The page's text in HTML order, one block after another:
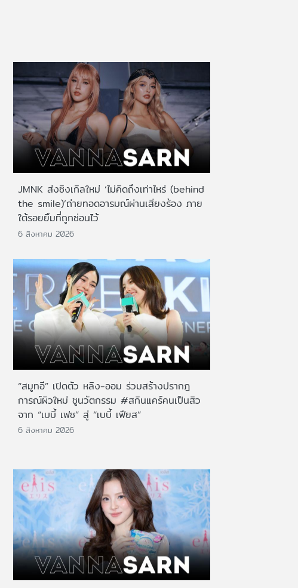
JMNK ส่งซิงเกิลใหม่ ‘ไม่คิดถึงเท่าไหร่ (behind
the smile)’ถ่ายทอดอารมณ์ผ่านเสียงร้อง ภาย
ใต้รอยยิ้มที่ถูกซ่อนไว้
6 สิงหาคม 2026
“สมูทอี” เปิดตัว หลิง-ออม ร่วมสร้างปรากฎ
การณ์ผิวใหม่ ชูนวัตกรรม #สกินแคร์คนเป็นสิว
จาก “เบบี้ เฟซ” สู่ “เบบี้ เฟียส”
6 สิงหาคม 2026